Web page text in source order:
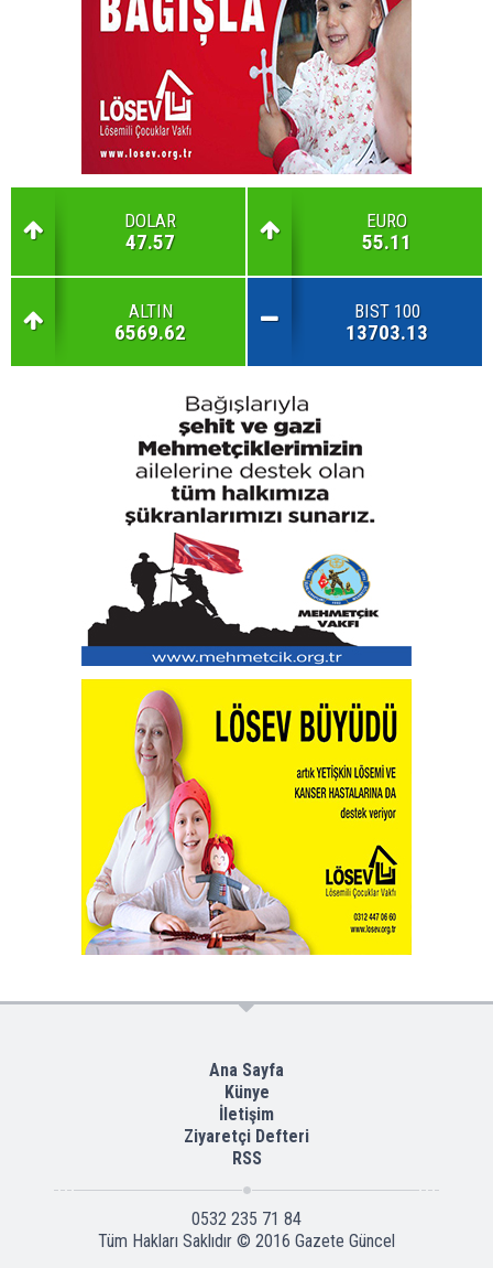
DOLAR
47.57
EURO
55.11
ALTIN
6569.62
BIST 100
13703.13
Ana Sayfa
Künye
İletişim
Ziyaretçi Defteri
RSS
0532 235 71 84
Tüm Hakları Saklıdır © 2016 Gazete Güncel